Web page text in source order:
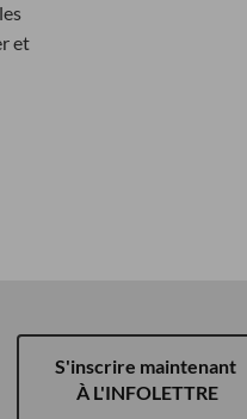
et
S'inscrire maintenant
À L'INFOLETTRE